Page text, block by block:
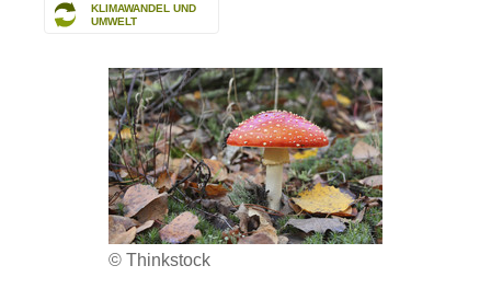
KLIMAWANDEL UND
UMWELT
© Thinkstock